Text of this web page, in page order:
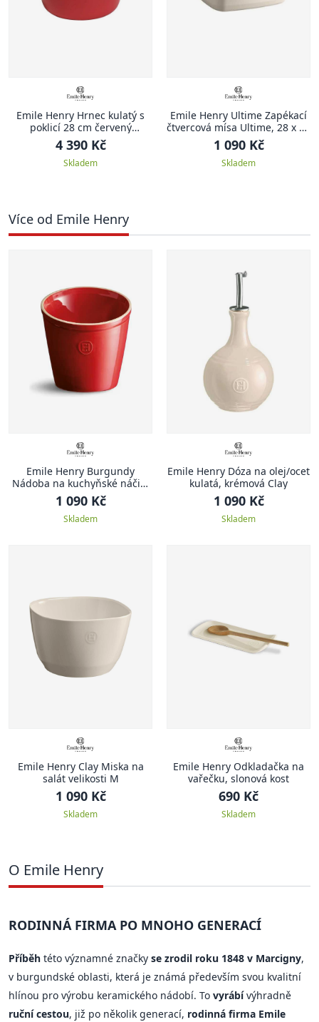
Emile Henry Hrnec kulatý s
poklicí 28 cm červený
Burgundy
4 390 Kč
Skladem
Emile Henry Ultime Zapékací
čtvercová mísa Ultime, 28 x 24
cm, krémová Clay
1 090 Kč
Skladem
Více od Emile Henry
Emile Henry Burgundy
Nádoba na kuchyňské náčiní
červená Burgundy
1 090 Kč
Skladem
Emile Henry Dóza na olej/ocet
kulatá, krémová Clay
1 090 Kč
Skladem
Emile Henry Clay Miska na
salát velikosti M
1 090 Kč
Skladem
Emile Henry Odkladačka na
vařečku, slonová kost
690 Kč
Skladem
O Emile Henry
RODINNÁ FIRMA PO MNOHO GENERACÍ
Příběh této významné značky se zrodil roku 1848 v Marcigny,
v burgundské oblasti, která je známá především svou kvalitní
hlínou pro výrobu keramického nádobí. To vyrábívýhradně
ruční cestou, již po několik generací, rodinná firma Emile